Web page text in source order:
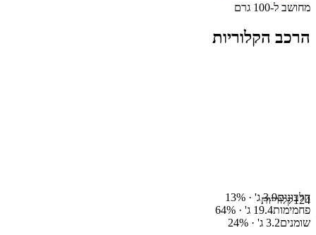
מחושב ל-100 גרם
הרכב הקלוריות
124קלוריותחלבונים3.9ג' · 13%
פחמימות19.4 ג' · 64%
שומנים3.2 ג' · 24%